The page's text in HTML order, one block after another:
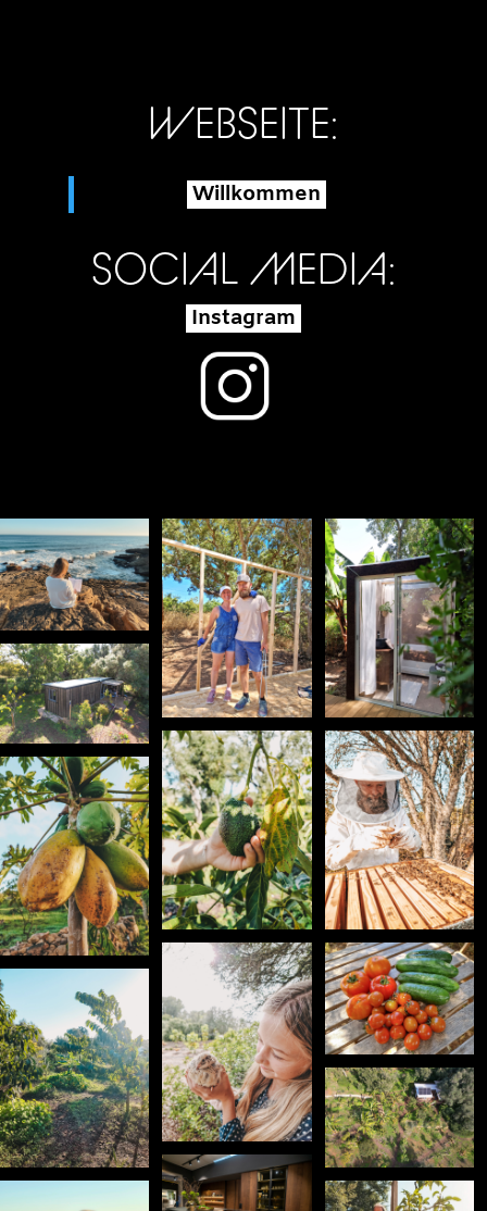
WEBSEITE:
Willkommen
SOCIAL MEDIA:
Instagram